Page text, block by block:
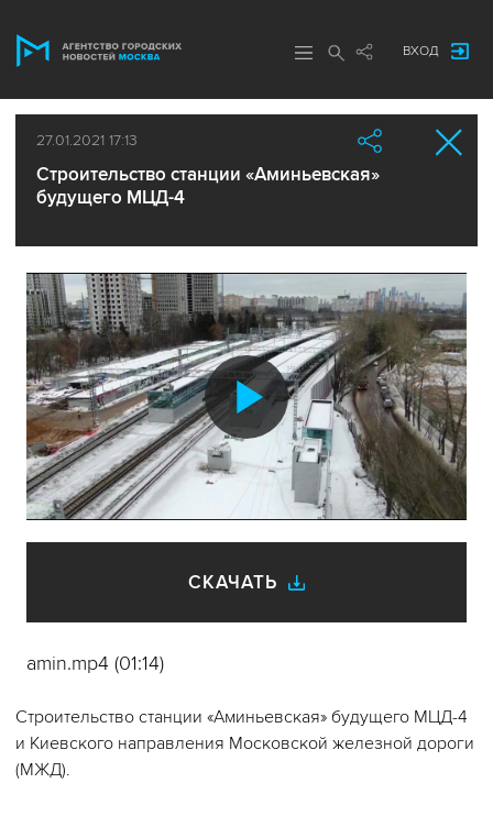
ВХОД
27.01.2021 17:13
Строительство станции «Аминьевская»
будущего МЦД-4
видео
СКАЧАТЬ
amin.mp4 (01:14)
Строительство станции «Аминьевская» будущего МЦД-4
и Киевского направления Московской железной дороги
(МЖД).